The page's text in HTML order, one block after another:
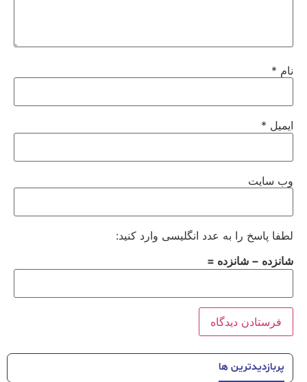
نام *
ایمیل *
وب‌ سایت
لطفا پاسخ را به عدد انگلیسی وارد کنید:
شانزده − شانزده =
پربازدیدترین ها